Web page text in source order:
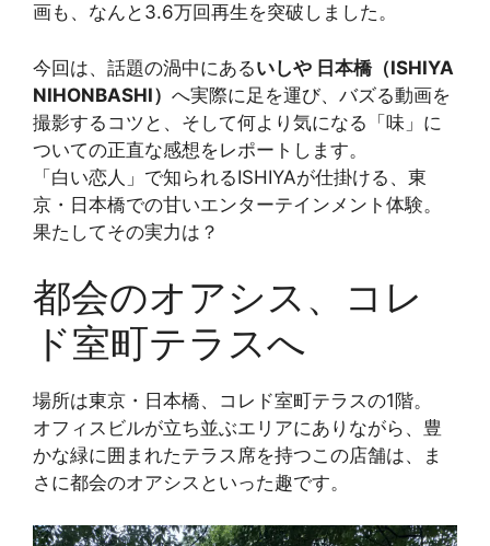
画も、なんと3.6万回再生を突破しました。
今回は、話題の渦中にあるいしや 日本橋（ISHIYA
NIHONBASHI） へ実際に足を運び、バズる動画を
撮影するコツと、そして何より気になる「味」に
ついての正直な感想をレポートします。
「白い恋人」で知られるISHIYAが仕掛ける、東
京・日本橋での甘いエンターテインメント体験。
果たしてその実力は？
都会のオアシス、コレ
ド室町テラスへ
場所は東京・日本橋、コレド室町テラスの1階。
オフィスビルが立ち並ぶエリアにありながら、豊
かな緑に囲まれたテラス席を持つこの店舗は、ま
さに都会のオアシスといった趣です。